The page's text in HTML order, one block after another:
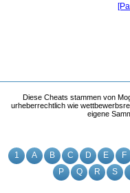
1 A B C D E F
P
Q R S
Diese Cheats stammen von
urheberrechtlich wie
eigene